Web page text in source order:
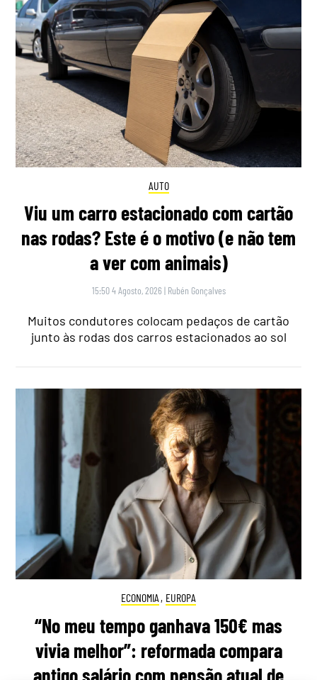
AUTO
Viu um carro estacionado com cartão
nas rodas? Este é o motivo (e não tem
a ver com animais)
15:50 4 Agosto, 2026 | Rubén Gonçalves
Muitos condutores colocam pedaços de cartão
junto às rodas dos carros estacionados ao sol
ECONOMIA , EUROPA
“No meu tempo ganhava 150€ mas
vivia melhor”: reformada compara
antigo salário com pensão atual de